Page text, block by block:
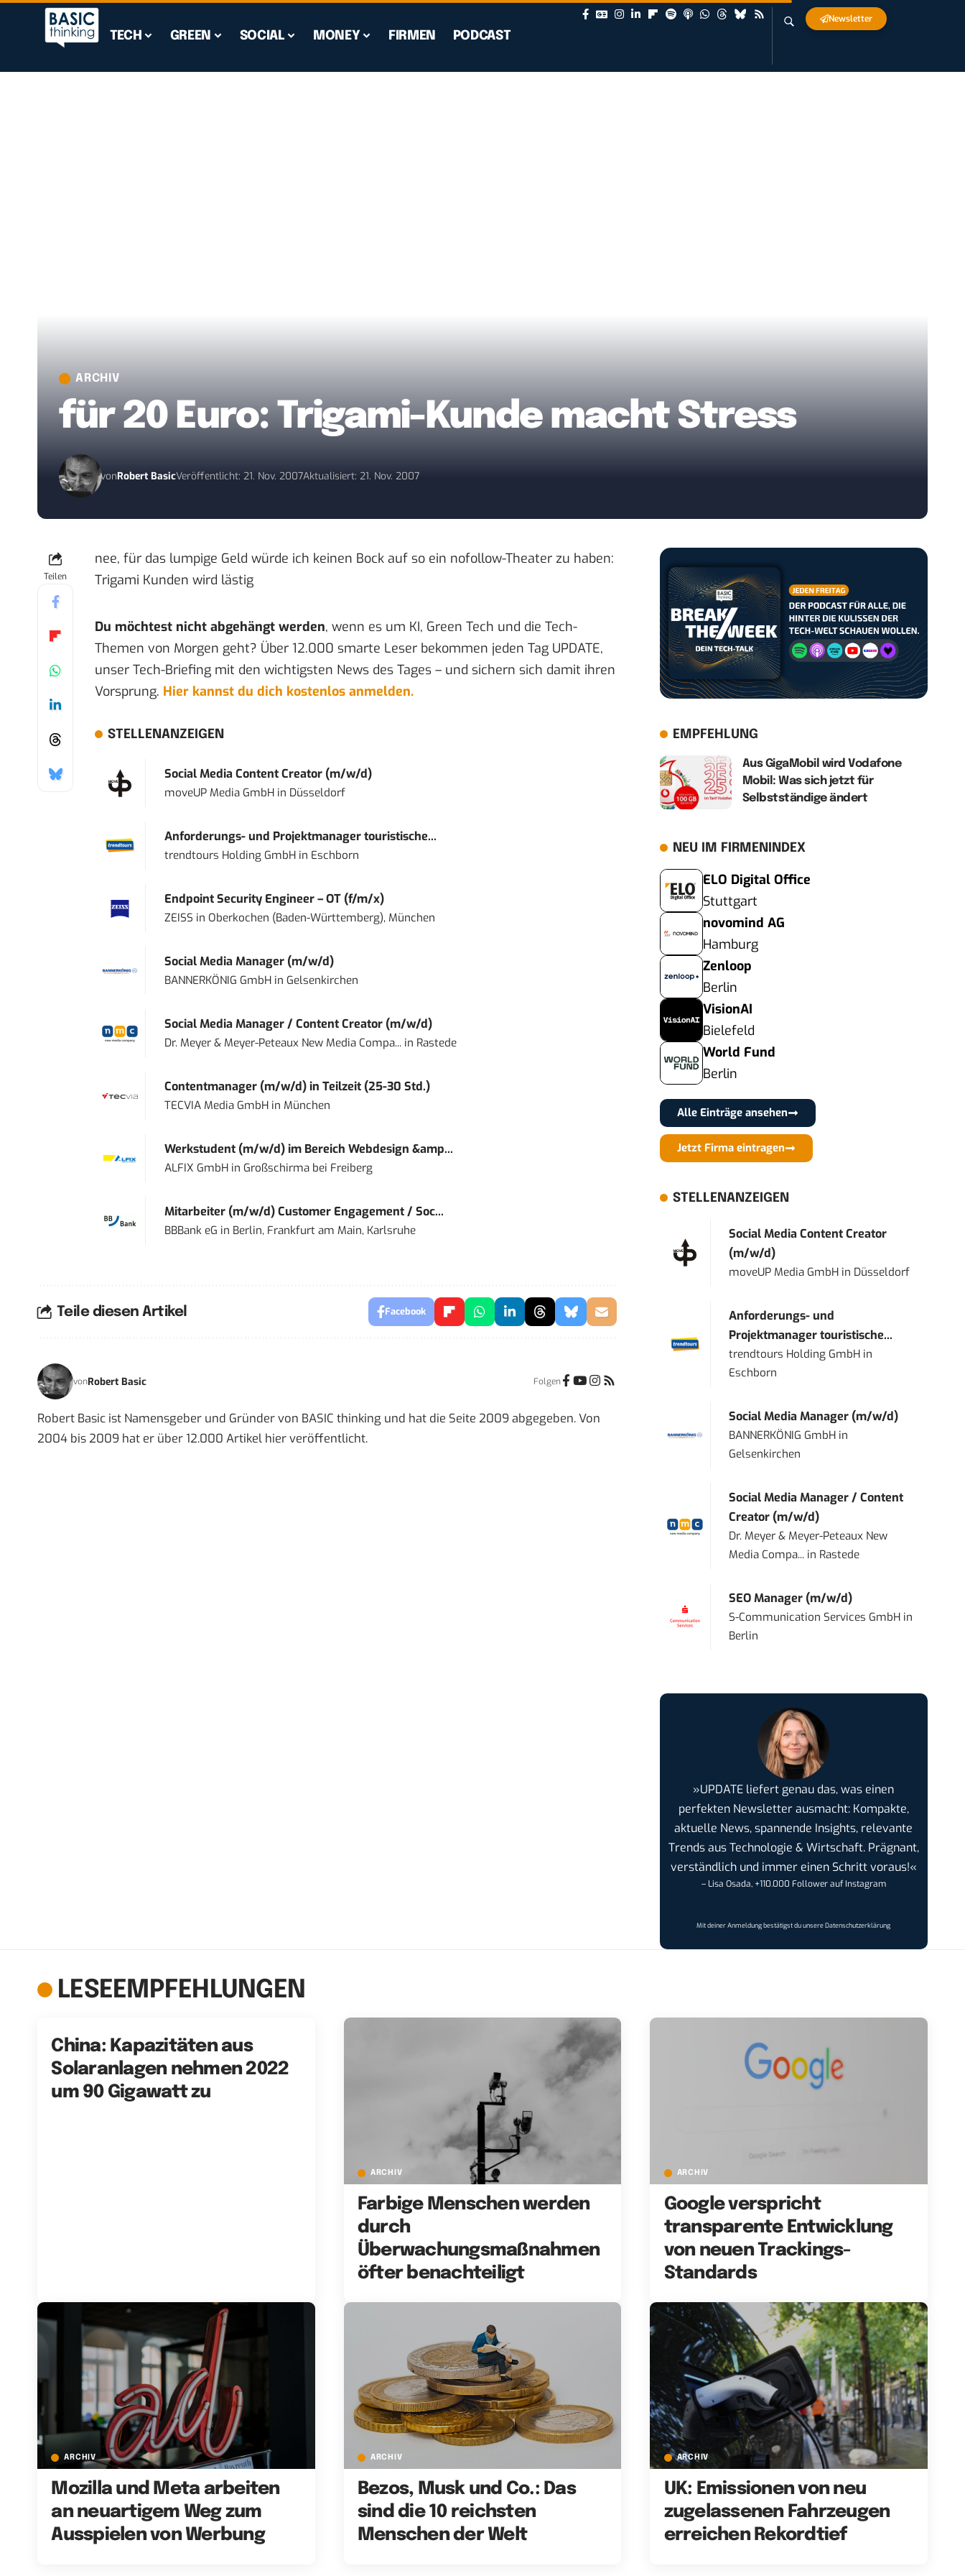
TECH GREEN SOCIAL MONEY FIRMEN PODCAST
Newsletter
ARCHIV
für 20 Euro: Trigami-Kunde macht Stress
vonRobert BasicVeröffentlicht: 21. Nov. 2007Aktualisiert: 21. Nov. 2007
Teilen
nee, für das lumpige Geld würde ich keinen Bock auf so ein nofollow-Theater zu haben:
Trigami Kunden wird lästig
Du möchtest nicht abgehängt werden, wenn es um KI, Green Tech und die Tech-
Themen von Morgen geht? Über 12.000 smarte Leser bekommen jeden Tag UPDATE,
unser Tech-Briefing mit den wichtigsten News des Tages – und sichern sich damit ihren
Vorsprung. Hier kannst du dich kostenlos anmelden.
STELLENANZEIGEN
Social Media Content Creator (m/w/d)
moveUP Media GmbHin Düsseldorf
Anforderungs- und Projektmanager touristische...
trendtours Holding GmbHin Eschborn
Endpoint Security Engineer – OT (f/m/x)
ZEISS in Oberkochen (Baden-Württemberg), München
Social Media Manager (m/w/d)
BANNERKÖNIG GmbHin Gelsenkirchen
Social Media Manager / Content Creator (m/w/d)
Dr. Meyer & Meyer-Peteaux New Media Compa...in Rastede
Contentmanager (m/w/d) in Teilzeit (25-30 Std.)
TECVIA Media GmbHin München
Werkstudent (m/w/d) im Bereich Webdesign &amp...
ALFIX GmbHin Großschirma bei Freiberg
Mitarbeiter (m/w/d) Customer Engagement / Soc...
BBBank eG in Berlin, Frankfurt am Main, Karlsruhe
Teile diesen Artikel Facebook
vonRobert Basic Folgen
Robert Basic ist Namensgeber und Gründer von BASIC thinking und hat die Seite 2009 abgegeben. Von
2004 bis 2009 hat er über 12.000 Artikel hier veröffentlicht.
EMPFEHLUNG
Aus GigaMobil wird Vodafone
Mobil: Was sich jetzt für
Selbstständige ändert
NEU IM FIRMENINDEX
ELO Digital Office
Stuttgart
novomind AG
Hamburg
Zenloop
Berlin
VisionAI
Bielefeld
World Fund
Berlin
Alle Einträge ansehen
Jetzt Firma eintragen
STELLENANZEIGEN
Social Media Content Creator
(m/w/d)
moveUP Media GmbH in Düsseldorf
Anforderungs- und
Projektmanager touristische...
trendtours Holding GmbH in
Eschborn
Social Media Manager (m/w/d)
BANNERKÖNIG GmbH in
Gelsenkirchen
Social Media Manager / Content
Creator (m/w/d)
Dr. Meyer & Meyer-Peteaux New
Media Compa... in Rastede
SEO Manager (m/w/d)
S-Communication Services GmbH in
Berlin
»UPDATE liefert genau das, was einen
perfekten Newsletter ausmacht: Kompakte,
aktuelle News, spannende Insights, relevante
Trends aus Technologie & Wirtschaft. Prägnant,
verständlich und immer einen Schritt voraus!«
– Lisa Osada, +110.000 Follower auf Instagram
Mit deiner Anmeldung bestätigst du unsereDatenschutzerklärung
LESEEMPFEHLUNGEN
China: Kapazitäten aus
Solaranlagen nehmen 2022
um 90 Gigawatt zu
ARCHIV
Farbige Menschen werden
durch
Überwachungsmaßnahmen
öfter benachteiligt
ARCHIV
Google verspricht
transparente Entwicklung
von neuen Trackings-
Standards
ARCHIV
Mozilla und Meta arbeiten
an neuartigem Weg zum
Ausspielen von Werbung
ARCHIV
Bezos, Musk und Co.: Das
sind die 10 reichsten
Menschen der Welt
ARCHIV
UK: Emissionen von neu
zugelassenen Fahrzeugen
erreichen Rekordtief